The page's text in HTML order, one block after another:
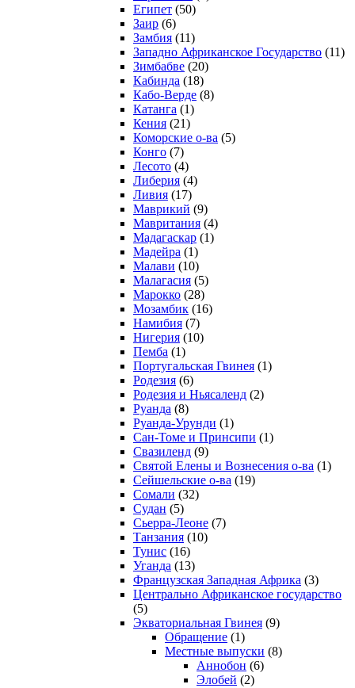
Египет (50)
Заир (6)
Замбия (11)
Западно Африканское Государство (11)
Зимбабве (20)
Кабинда (18)
Кабо-Верде (8)
Катанга (1)
Кения (21)
Коморcкие о-ва (5)
Конго (7)
Лесото (4)
Либерия (4)
Ливия (17)
Маврикий (9)
Мавритания (4)
Мадагаскар (1)
Мадейра (1)
Малави (10)
Малагасия (5)
Марокко (28)
Мозамбик (16)
Намибия (7)
Нигерия (10)
Пемба (1)
Португальская Гвинея (1)
Родезия (6)
Родезия и Ньясаленд (2)
Руанда (8)
Руанда-Урунди (1)
Сан-Томе и Принсипи (1)
Свазиленд (9)
Святой Елены и Вознесения о-ва (1)
Сейшельские о-ва (19)
Сомали (32)
Судан (5)
Сьерра-Леоне (7)
Танзания (10)
Тунис (16)
Уганда (13)
Французская Западная Африка (3)
Центрально Африканское государство
(5)
Экваториальная Гвинея (9)
Обращение (1)
Местные выпуски (8)
Аннобон (6)
Элобей (2)